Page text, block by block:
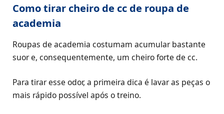
Como tirar cheiro de cc de roupa de
academia
Roupas de academia costumam acumular bastante
suor e, consequentemente, um cheiro forte de cc.
Para tirar esse odor, a primeira dica é lavar as peças o
mais rápido possível após o treino.